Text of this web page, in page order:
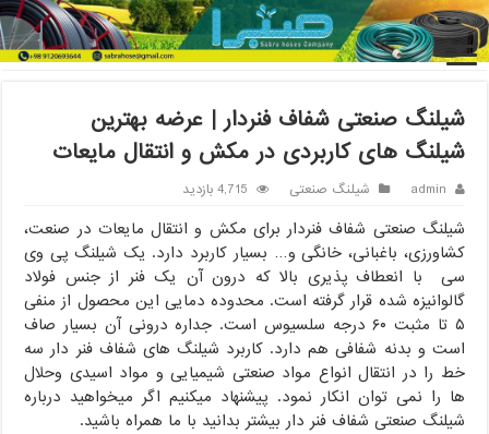
خانه / شیلنگ صنعتی / شیلنگ صنعتی شفاف فنردار | عرضه بهترین شیلنگ
های کاربردی در مکش و انتقال مایعات
شیلنگ صنعتی شفاف فنردار | عرضه بهترین
شیلنگ های کاربردی در مکش و انتقال مایعات
admin شیلنگ صنعتی 4,715 بازدید
شیلنگ صنعتی شفاف فنردار برای مکش و انتقال مایعات در صنعت،
کشاورزی، باغبانی، خانگی و… بسیار کاربرد دارد. یک شیلنگ پی وی
سی با انعطاف پذیری بالا که درون آن یک فنر از جنس فولاد
گالوانیزه شده قرار گرفته است. محدوده دمایی این محصول از منفی
۵ تا مثبت ۶۰ درجه سلسیوس است. جداره درونی آن بسیار صاف
است و بدنه شفافی هم دارد. کاربرد شیلنگ های شفاف فنر دار سه
خط را در انتقال انواع مواد صنعتی شیمیایی و مواد اسیدی وحلال
ها را نمی توان انکار نمود. پیشنهاد میکنیم اگر میخواهید درباره
شیلنگ صنعتی شفاف فنر دار بیشتر بدانید با ما همراه باشید.